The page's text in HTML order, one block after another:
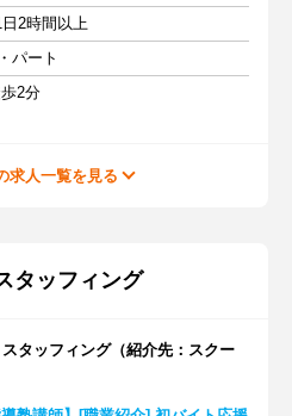
2時間以上
パート
2分
求人一覧を見る
タッフィング
タッフィング（紹介先：スクー